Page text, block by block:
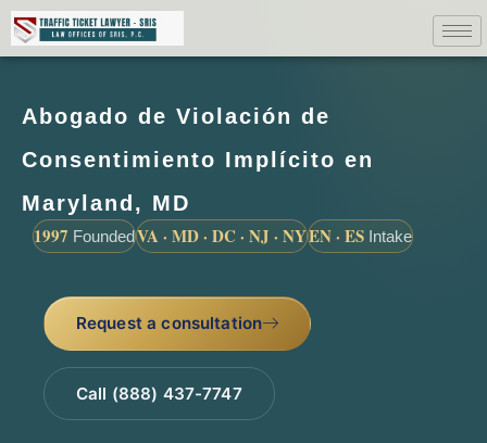
Abogado de Violación de
Consentimiento Implícito en
Maryland, MD
1997 FoundedVA · MD · DC · NJ · NYEN · ES Intake
Request a consultation
Call (888) 437-7747